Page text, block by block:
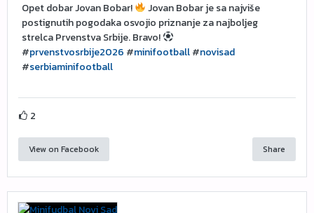
Opet dobar Jovan Bobar!
Jovan Bobar je sa najviše
postignutih pogodaka osvojio priznanje za najboljeg
strelca Prvenstva Srbije. Bravo!
#prvenstvosrbije2026 #minifootball#novisad
#serbiaminifootball
2
View on Facebook Share